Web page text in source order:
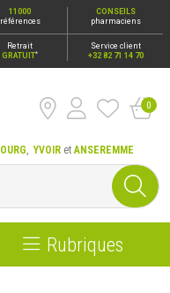
11000
références
CONSEILS
pharmaciens
Retrait
GRATUIT*
Service client
+32 82 71 14 70
: Beauraing,
0
,YVOIRetANSEREMME
Rubriques